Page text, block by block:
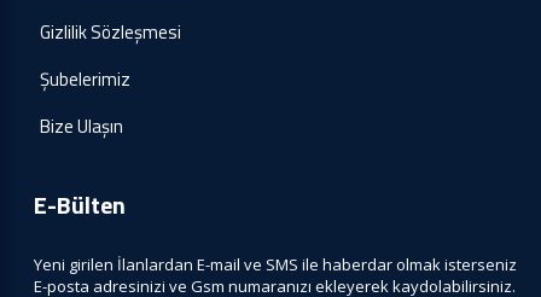
Gizlilik Sözleşmesi
Şubelerimiz
Bize Ulaşın
E-Bülten
Yeni girilen İlanlardan E-mail ve SMS ile haberdar olmak isterseniz
E-posta adresinizi ve Gsm numaranızı ekleyerek kaydolabilirsiniz.